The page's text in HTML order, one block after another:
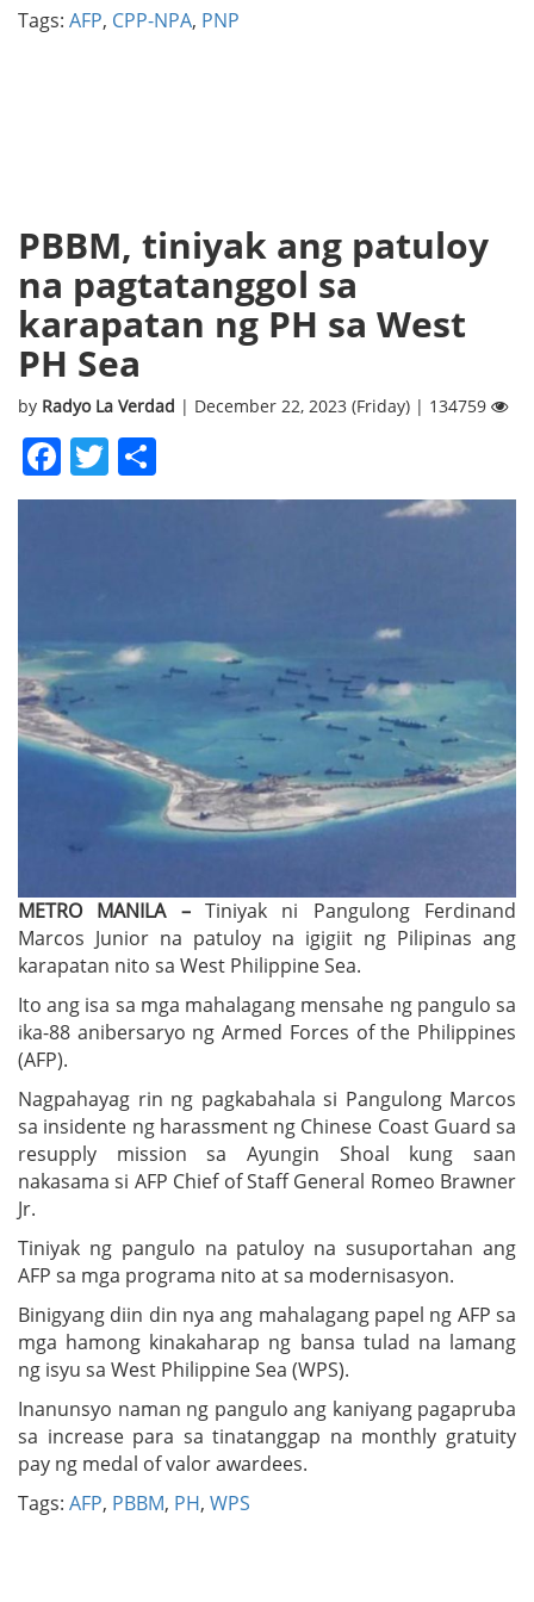
Tags: AFP, CPP-NPA, PNP
PBBM, tiniyak ang patuloy
na pagtatanggol sa
karapatan ng PH sa West
PH Sea
by Radyo La Verdad | December 22, 2023 (Friday) | 134759
Facebook
Twitter
METRO MANILA – Tiniyak ni Pangulong Ferdinand
Marcos Junior na patuloy na igigiit ng Pilipinas ang
karapatan nito sa West Philippine Sea.
Ito ang isa sa mga mahalagang mensahe ng pangulo sa
ika-88 anibersaryo ng Armed Forces of the Philippines
(AFP).
Nagpahayag rin ng pagkabahala si Pangulong Marcos
sa insidente ng harassment ng Chinese Coast Guard sa
resupply mission sa Ayungin Shoal kung saan
nakasama si AFP Chief of Staff General Romeo Brawner
Jr.
Tiniyak ng pangulo na patuloy na susuportahan ang
AFP sa mga programa nito at sa modernisasyon.
Binigyang diin din nya ang mahalagang papel ng AFP sa
mga hamong kinakaharap ng bansa tulad na lamang
ng isyu sa West Philippine Sea (WPS).
Inanunsyo naman ng pangulo ang kaniyang pagapruba
sa increase para sa tinatanggap na monthly gratuity
pay ng medal of valor awardees.
Tags: AFP, PBBM, PH, WPS